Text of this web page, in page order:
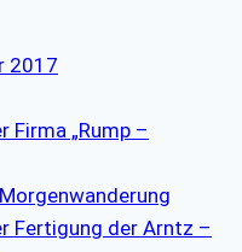
2017
Firma „Rump –
Fertigung der Arntz –